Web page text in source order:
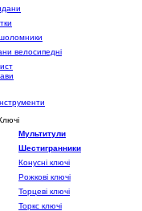
велосипедні
Мультитули
Шестигранники
Конусні ключі
Рожкові ключі
Торцеві ключі
Торкс ключі